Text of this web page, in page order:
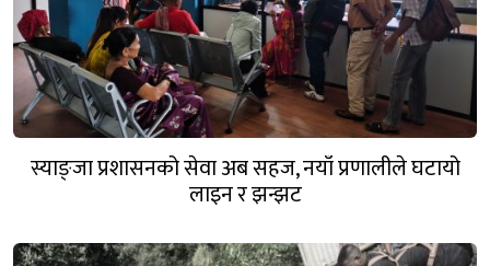
स्याङ्जा प्रशासनको सेवा अब सहज, नयाँ प्रणालीले घटायो
लाइन र झन्झट